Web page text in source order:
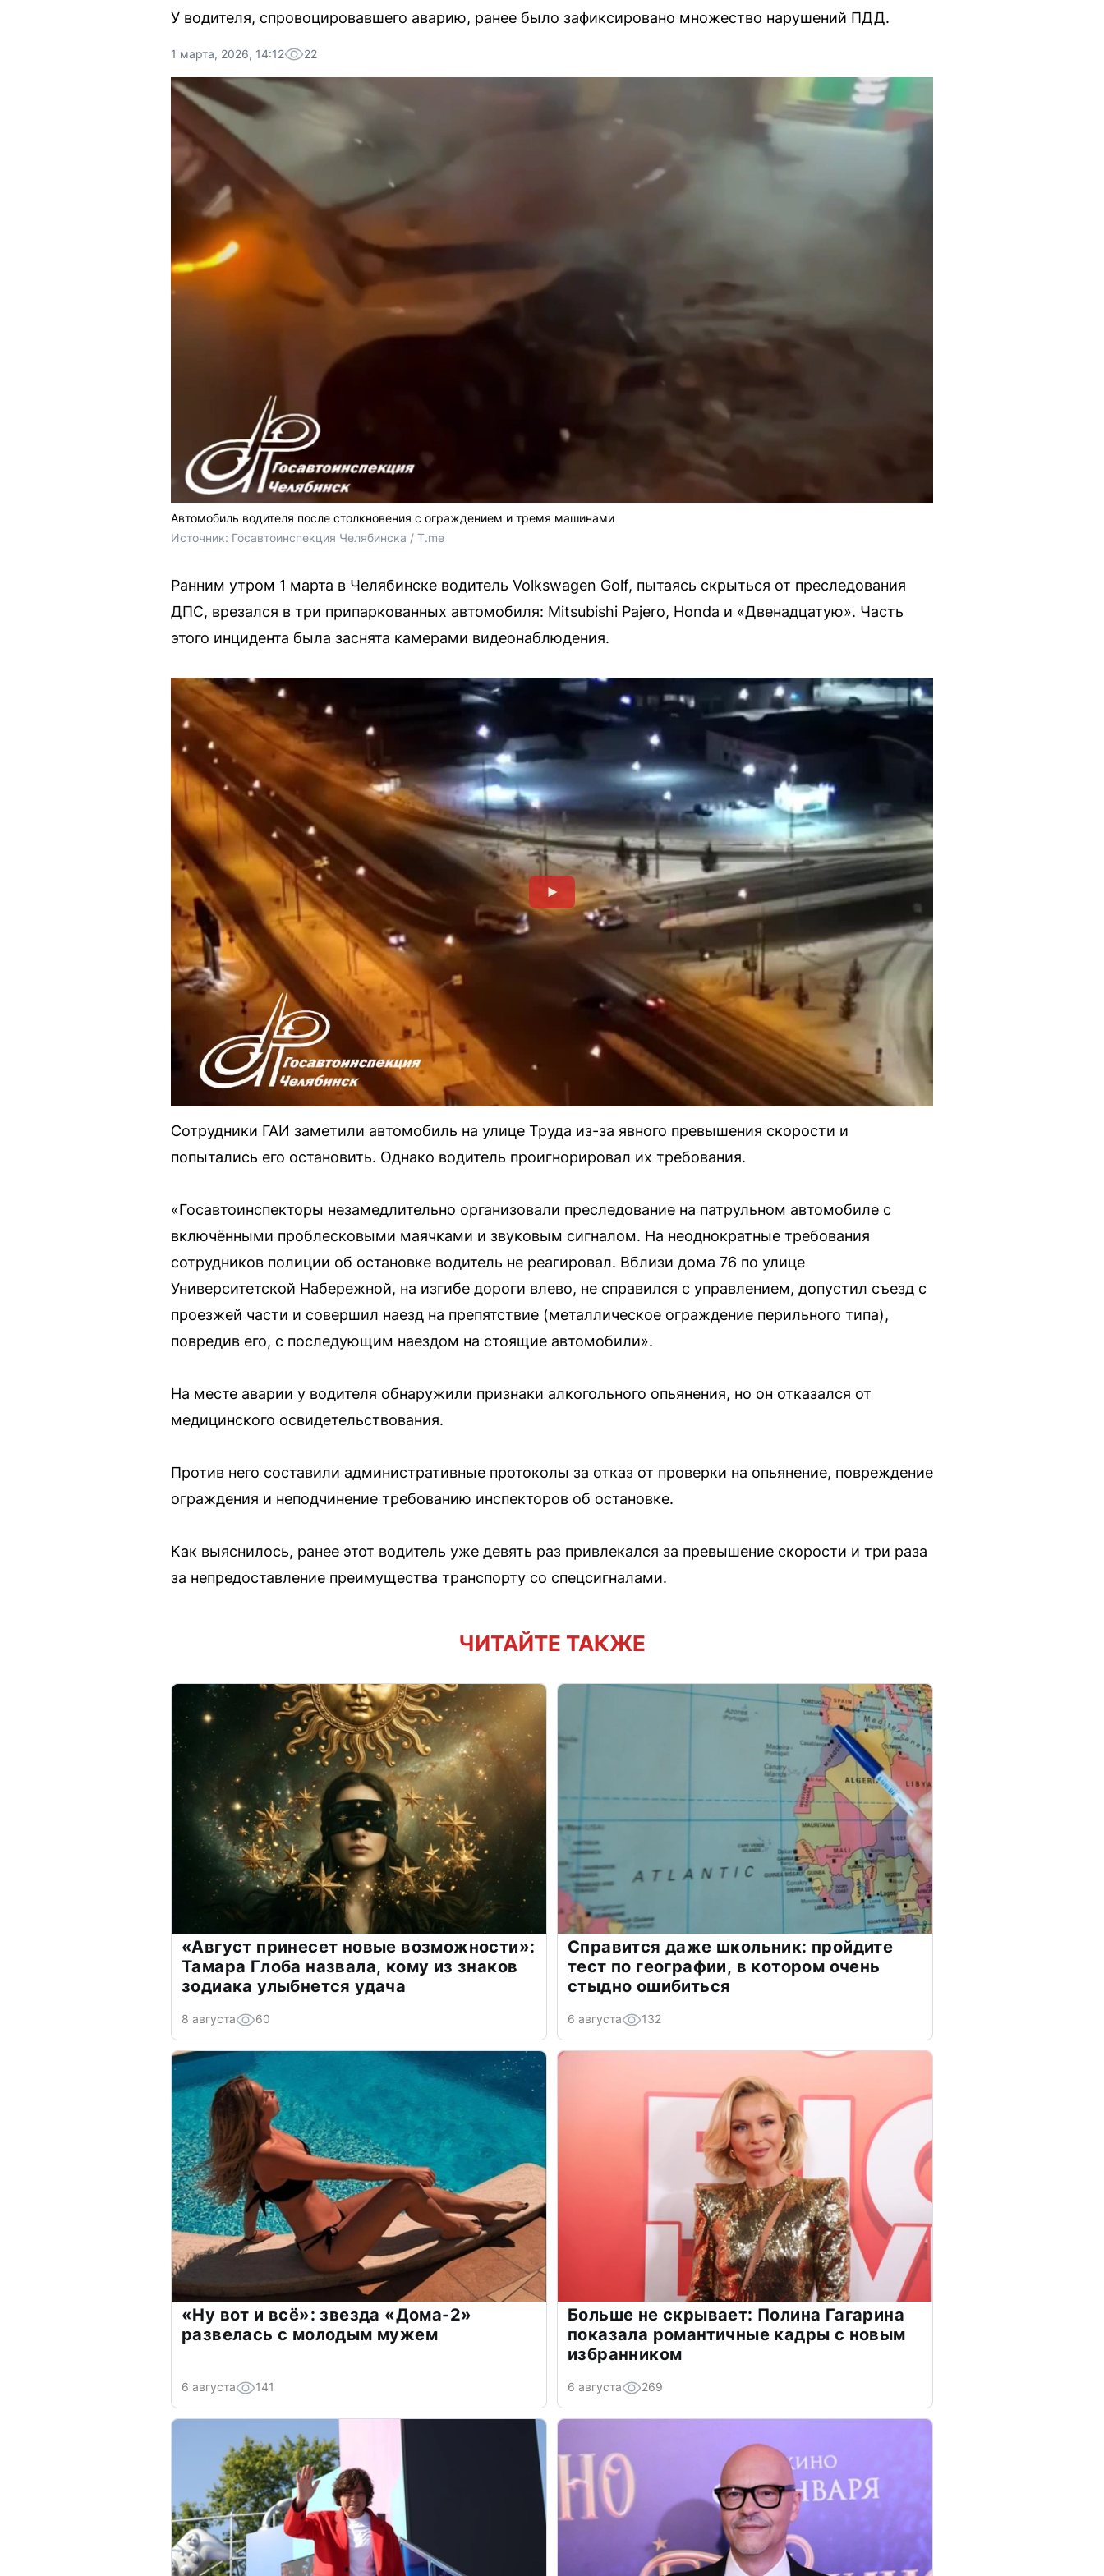
У водителя, спровоцировавшего аварию, ранее было зафиксировано множество нарушений ПДД.
1 марта, 2026, 14:12 22
Автомобиль водителя после столкновения с ограждением и тремя машинами
Источник: Госавтоинспекция Челябинска / T.me
Ранним утром 1 марта в Челябинске водитель Volkswagen Golf, пытаясь скрыться от преследования
ДПС, врезался в три припаркованных автомобиля: Mitsubishi Pajero, Honda и «Двенадцатую». Часть
этого инцидента была заснята камерами видеонаблюдения.
Сотрудники ГАИ заметили автомобиль на улице Труда из-за явного превышения скорости и
попытались его остановить. Однако водитель проигнорировал их требования.
«Госавтоинспекторы незамедлительно организовали преследование на патрульном автомобиле с
включёнными проблесковыми маячками и звуковым сигналом. На неоднократные требования
сотрудников полиции об остановке водитель не реагировал. Вблизи дома 76 по улице
Университетской Набережной, на изгибе дороги влево, не справился с управлением, допустил съезд с
проезжей части и совершил наезд на препятствие (металлическое ограждение перильного типа),
повредив его, с последующим наездом на стоящие автомобили».
На месте аварии у водителя обнаружили признаки алкогольного опьянения, но он отказался от
медицинского освидетельствования.
Против него составили административные протоколы за отказ от проверки на опьянение, повреждение
ограждения и неподчинение требованию инспекторов об остановке.
Как выяснилось, ранее этот водитель уже девять раз привлекался за превышение скорости и три раза
за непредоставление преимущества транспорту со спецсигналами.
ЧИТАЙТЕ ТАКЖЕ
«Август принесет новые возможности»:
Тамара Глоба назвала, кому из знаков
зодиака улыбнется удача
8 августа 60
Справится даже школьник: пройдите
тест по географии, в котором очень
стыдно ошибиться
6 августа 132
«Ну вот и всё»: звезда «Дома-2»
развелась с молодым мужем
6 августа 141
Больше не скрывает: Полина Гагарина
показала романтичные кадры с новым
избранником
6 августа 269